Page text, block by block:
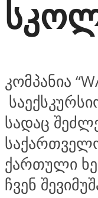
კომპანია
სადაც
ქართული
ჩვენ